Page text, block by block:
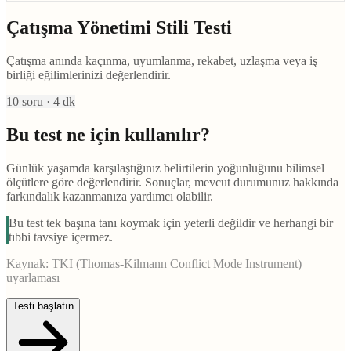
Çatışma Yönetimi Stili Testi
Çatışma anında kaçınma, uyumlanma, rekabet, uzlaşma veya iş
birliği eğilimlerinizi değerlendirir.
10 soru · 4 dk
Bu test ne için kullanılır?
Günlük yaşamda karşılaştığınız belirtilerin yoğunluğunu bilimsel
ölçütlere göre değerlendirir. Sonuçlar, mevcut durumunuz hakkında
farkındalık kazanmanıza yardımcı olabilir.
Bu test tek başına tanı koymak için yeterli değildir ve herhangi bir
tıbbi tavsiye içermez.
Kaynak: TKI (Thomas-Kilmann Conflict Mode Instrument)
uyarlaması
Testi başlatın